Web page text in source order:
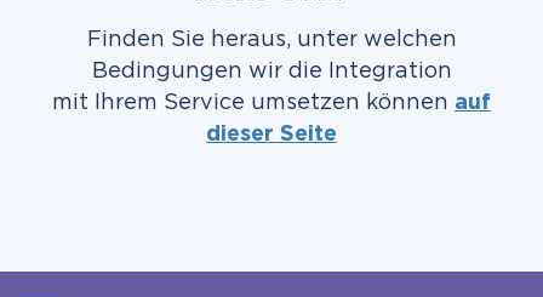
Finden Sie heraus, unter welchen
Bedingungen wir die Integration
mit Ihrem Service umsetzen können auf
dieser Seite